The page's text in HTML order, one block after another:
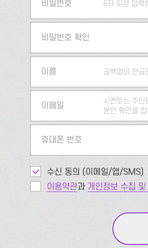
비밀번호 6자 이상 입력
비밀번호 확인
이름 공백없이 한글
이메일
시멘토는 주민
본인 확인을
휴대폰 번호
수신 동의 (이메일/앱/SMS)
이용약관과 개인정보 수집 및